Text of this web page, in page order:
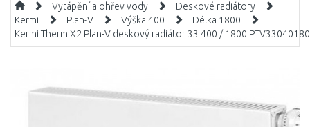
Vytápění a ohřev vody
Deskové radiátory
Kermi
Plan-V Výška 400
Délka 1800
Kermi Therm X2 Plan-V deskový radiátor 33 400 / 1800